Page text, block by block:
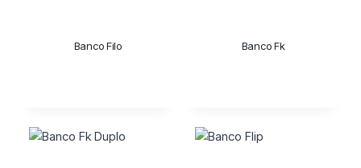
Banco Filo Banco Fk